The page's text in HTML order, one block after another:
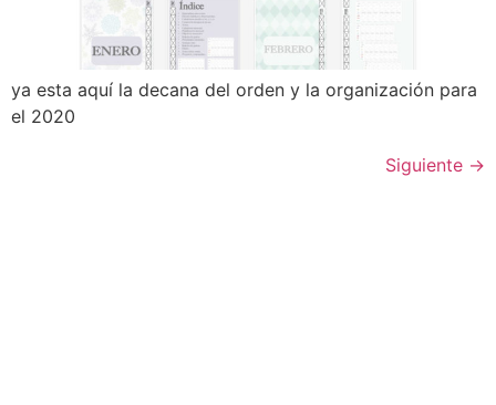
ya esta aquí la decana del orden y la organización para
el 2020
Siguiente →